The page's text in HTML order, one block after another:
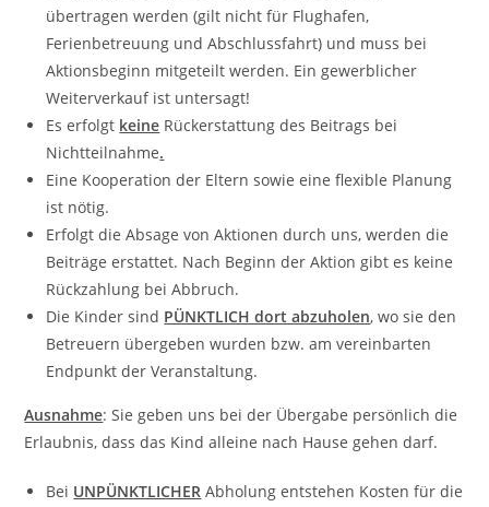
übertragen werden (gilt nicht für Flughafen,
Ferienbetreuung und Abschlussfahrt) und muss bei
Aktionsbeginn mitgeteilt werden. Ein gewerblicher
Weiterverkauf ist untersagt!
Es erfolgt keine Rückerstattung des Beitrags bei
Nichtteilnahme.
Eine Kooperation der Eltern sowie eine flexible Planung
ist nötig.
Erfolgt die Absage von Aktionen durch uns, werden die
Beiträge erstattet. Nach Beginn der Aktion gibt es keine
Rückzahlung bei Abbruch.
Die Kinder sind PÜNKTLICH dort abzuholen, wo sie den
Betreuern übergeben wurden bzw. am vereinbarten
Endpunkt der Veranstaltung.
Ausnahme: Sie geben uns bei der Übergabe persönlich die
Erlaubnis, dass das Kind alleine nach Hause gehen darf.
Bei UNPÜNKTLICHER Abholung entstehen Kosten für die